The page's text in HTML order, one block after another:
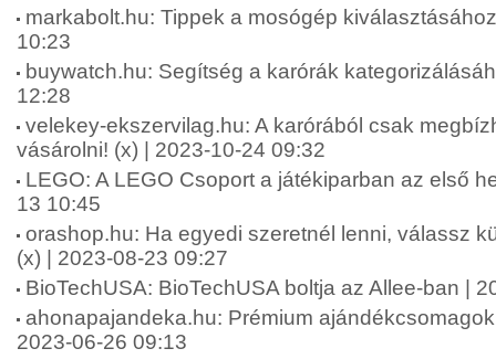
markabolt.hu: Tippek a mosógép
10:23
buywatch.hu: Segítség a karórák
12:28
velekey-ekszervilag.hu: A karórából csak
vásárolni! (x) | 2023-10-24 09:32
LEGO: A LEGO Csoport a játékiparban az első
13 10:45
orashop.hu: Ha egyedi szeretnél lenni, válassz
(x) | 2023-08-23 09:27
BioTechUSA: BioTechUSA boltja az Allee-ban |
ahonapajandeka.hu: Prémium
2023-06-26 09:13